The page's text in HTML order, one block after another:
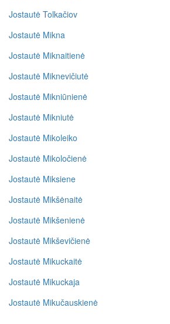
Jostautė Tolkačiov
Jostautė Mikna
Jostautė Miknaitienė
Jostautė Miknevičiutė
Jostautė Mikniūnienė
Jostautė Mikniutė
Jostautė Mikoleiko
Jostautė Mikoločienė
Jostautė Miksiene
Jostautė Mikšėnaitė
Jostautė Mikšenienė
Jostautė Mikševičienė
Jostautė Mikuckaitė
Jostautė Mikuckaja
Jostautė Mikučauskienė